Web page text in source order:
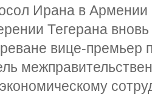
Ирана в
Тегерана вновь
вице-премьер